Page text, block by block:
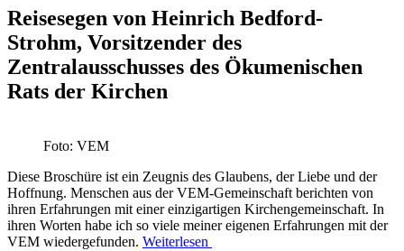
Reisesegen von Heinrich Bedford-
Strohm, Vorsitzender des
Zentralausschusses des Ökumenischen
Rats der Kirchen
Foto: VEM
Diese Broschüre ist ein Zeugnis des Glaubens, der Liebe und der
Hoffnung. Menschen aus der VEM-Gemeinschaft berichten von
ihren Erfahrungen mit einer einzigartigen Kirchengemeinschaft. In
ihren Worten habe ich so viele meiner eigenen Erfahrungen mit der
VEM wiedergefunden. Weiterlesen